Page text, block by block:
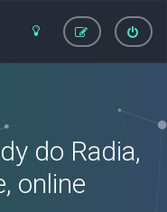
do Radia,
online